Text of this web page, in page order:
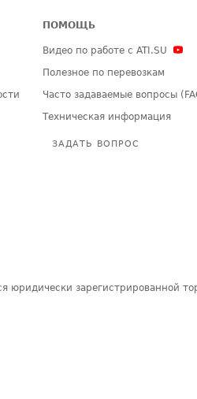
ПОМОЩЬ
Видео по работе с ATI.SU
Полезное по перевозкам
Часто задаваемые вопросы
Техническая информация
ЗАДАТЬ ВОПРОС
юридически зарегистрированной